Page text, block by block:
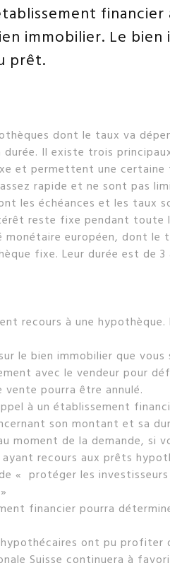
immobilier. Le
prêt.
dont le taux va
Il existe trois
et permettent une
rapide et ne sont pas
les échéances et les taux
reste fixe pendant
monétaire européen, dont
fixe. Leur durée est de 3
recours à une
le bien immobilier que
avec le vendeur pour
pourra être annulé.
à un établissement
son montant et sa
de la demande, si
recours aux prêts
« protéger les
financier pourra
ont pu
Suisse continuera à